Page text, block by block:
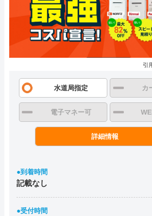
引
水道局指定 カ
電子マネー可
詳細情報
●到着時間
記載なし
●受付時間